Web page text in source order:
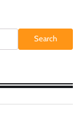
Search